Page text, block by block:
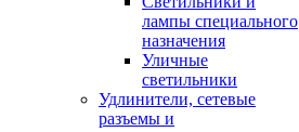
лампы специального
назначения
Уличные
светильники
Удлинители, сетевые
разъемы и